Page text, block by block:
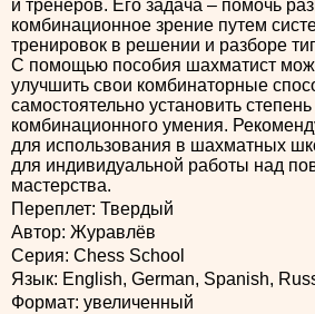
и тренеров. Его задача – помочь
комбинационное зрение путем
тренировок в решении и разборе
С помощью пособия шахматист
улучшить свои комбинаторные
самостоятельно установить
комбинационного умения.
для использования в шахматных
для индивидуальной работы над
мастерства.
Переплет: Твердый
Автор: Журавлёв
Серия: Chess School
Язык: English, German, Spanish,
Формат: увеличенный